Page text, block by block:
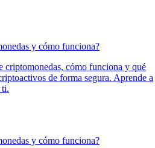
y cómo funciona?
criptomonedas, cómo funciona y qué
de forma segura. Aprende a
ti.
y cómo funciona?